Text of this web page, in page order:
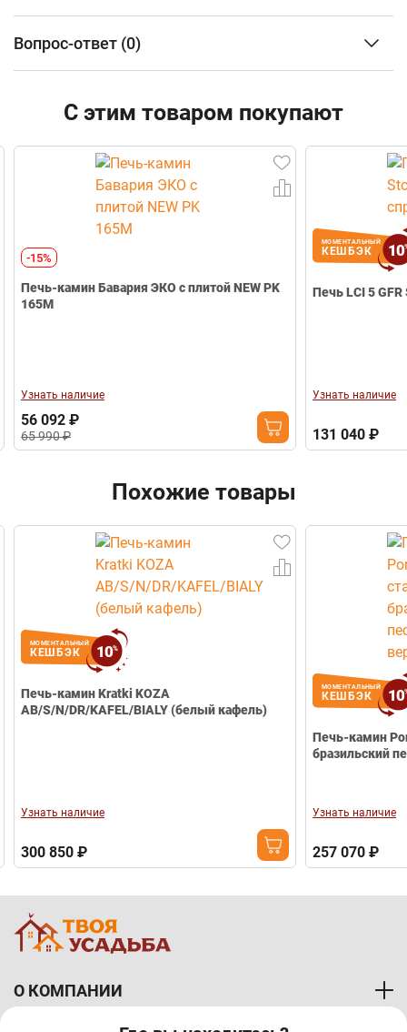
Вопрос-ответ (0)
Email
С этим товаром покупают
-15%
Печь-камин Бавария ЭКО с плитой NEW PK
165М
Узнать наличие
56 092 ₽
65 990 ₽
МОМЕНТАЛЬНЫЙ
КЕШБЭК 10
Печь LCI 5
Узнать наличие
131 040 ₽
Похожие товары
МОМЕНТАЛЬНЫЙ
КЕШБЭК 10%
Печь-камин Kratki KOZA
АВ/S/N/DR/KAFEL/BIALY (белый кафель)
Узнать наличие
300 850 ₽
МОМЕНТАЛЬНЫЙ
КЕШБЭК 10
Печь-камин
бразильский
Узнать наличие
257 070 ₽
О КОМПАНИИ